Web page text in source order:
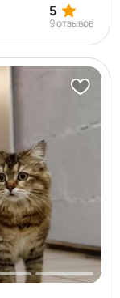
а также
мастер-
5
9 отзывов